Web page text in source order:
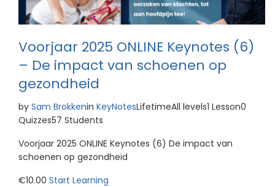
Voorjaar 2025 ONLINE Keynotes (6)
– De impact van schoenen op
gezondheid
by Sam Brokkenin KeyNotesLifetimeAll levels1 Lesson0
Quizzes57 Students
Voorjaar 2025 ONLINE Keynotes (6) De impact van
schoenen op gezondheid
€10.00 Start Learning